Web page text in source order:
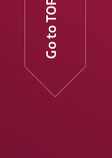
Go to TOP